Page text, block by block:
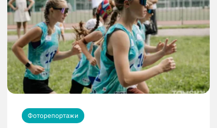
Фоторепортажи